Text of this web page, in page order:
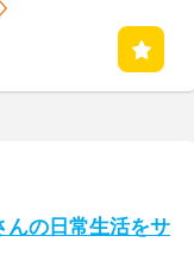
んの日常生活をサ